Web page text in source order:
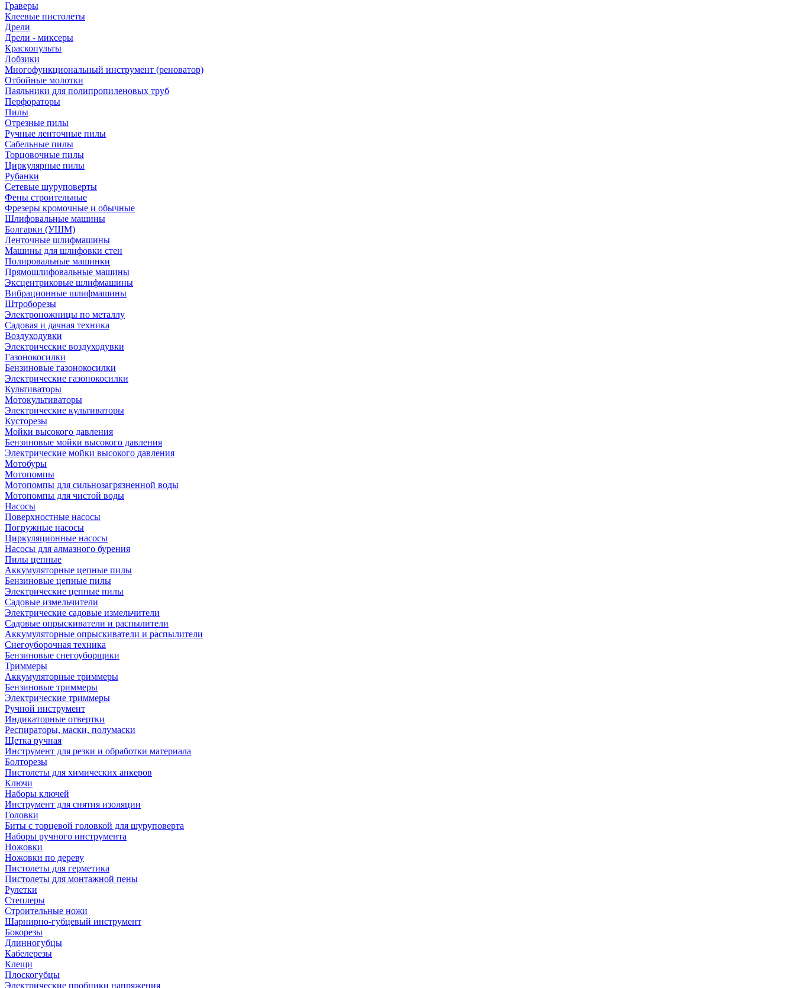
Граверы
Клеевые пистолеты
Дрели
Дрели - миксеры
Краскопульты
Лобзики
Многофункциональный инструмент (реноватор)
Отбойные молотки
Паяльники для полипропиленовых труб
Перфораторы
Пилы
Отрезные пилы
Ручные ленточные пилы
Сабельные пилы
Торцовочные пилы
Циркулярные пилы
Рубанки
Сетевые шуруповерты
Фены строительные
Фрезеры кромочные и обычные
Шлифовальные машины
Болгарки (УШМ)
Ленточные шлифмашины
Машины для шлифовки стен
Полировальные машинки
Прямошлифовальные машины
Эксцентриковые шлифмашины
Вибрационные шлифмашины
Штроборезы
Электроножницы по металлу
Садовая и дачная техника
Воздуходувки
Электрические воздуходувки
Газонокосилки
Бензиновые газонокосилки
Электрические газонокосилки
Культиваторы
Мотокультиваторы
Электрические культиваторы
Кусторезы
Мойки высокого давления
Бензиновые мойки высокого давления
Электрические мойки высокого давления
Мотобуры
Мотопомпы
Мотопомпы для сильнозагрязненной воды
Мотопомпы для чистой воды
Насосы
Поверхностные насосы
Погружные насосы
Циркуляционные насосы
Насосы для алмазного бурения
Пилы цепные
Аккумуляторные цепные пилы
Бензиновые цепные пилы
Электрические цепные пилы
Садовые измельчители
Электрические садовые измельчители
Садовые опрыскиватели и распылители
Аккумуляторные опрыскиватели и распылители
Снегоуборочная техника
Бензиновые снегоуборщики
Триммеры
Аккумуляторные триммеры
Бензиновые триммеры
Электрические триммеры
Ручной инструмент
Индикаторные отвертки
Респираторы, маски, полумаски
Щетка ручная
Инструмент для резки и обработки материала
Болторезы
Пистолеты для химических анкеров
Ключи
Наборы ключей
Инструмент для снятия изоляции
Головки
Биты с торцевой головкой для шуруповерта
Наборы ручного инструмента
Ножовки
Ножовки по дереву
Пистолеты для герметика
Пистолеты для монтажной пены
Рулетки
Степлеры
Строительные ножи
Шарнирно-губцевый инструмент
Бокорезы
Длинногубцы
Кабелерезы
Клещи
Плоскогубцы
Электрические пробники напряжения